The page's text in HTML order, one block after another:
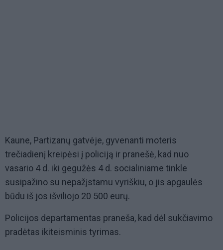
Kaune, Partizanų gatvėje, gyvenanti moteris
trečiadienį kreipėsi į policiją ir pranešė, kad nuo
vasario 4 d. iki gegužės 4 d. socialiniame tinkle
susipažino su nepažįstamu vyriškiu, o jis apgaulės
būdu iš jos išviliojo 20 500 eurų.
Policijos departamentas praneša, kad dėl sukčiavimo
pradėtas ikiteisminis tyrimas.